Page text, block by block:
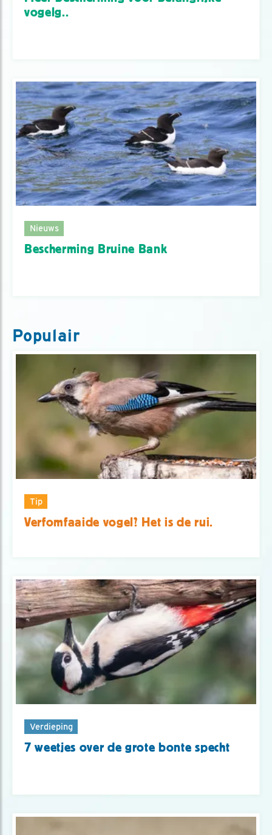
vogelg..
Nieuws
Bescherming Bruine Bank
Populair
Tip
Verfomfaaide vogel? Het is de rui.
Verdieping
7 weetjes over de grote bonte specht